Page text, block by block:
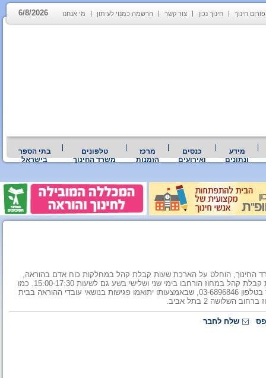
פורום חינוך חינוך נכון צור קשר הרשמה כמנוי לעיתון מי אנחנו 6/8/2026
מידע
ונתונים
כנסים
ואירועים
מרכז
הזמנות
טלפונים
משרד החינוך
בתי הספר
בישראל
החינוך, הוחלט על הארכת שעות קבלת קהל במחלקות כוח אדם בהוראה,
גזברות והשתלמויות לשעות אחר-הצהריים. במסגרת זו, שעות פעילות קבלת קהל במחוז הורחבו בימי שני ושלישי בשע גם לשעות 15:00-17:30. כמו
כן, מחוז המרכז מעמיד מוקד תיאום פגישות ייעודי למנהלי בתי הספר בטלפון 03-6896846, שבאמצעותו יתואמו פגישות בנושאי עובדי ההוראה בבית
2 בתל אביב.
שלח לחבר